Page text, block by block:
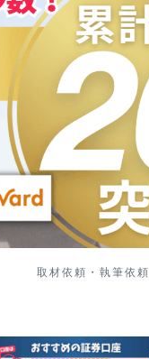
取材依頼・執筆依頼